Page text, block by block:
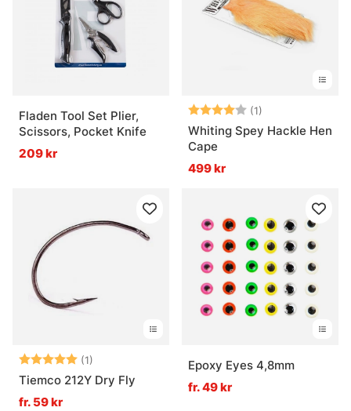
Fladen Tool Set Plier,
Scissors, Pocket Knife
209 kr
Betyg: (1)
Whiting Spey Hackle Hen
Cape
499 kr
Betyg: (1)
5.0 utav 5 stjärnor
Tiemco 212Y Dry Fly
fr. 59 kr
Epoxy Eyes 4,8mm
fr. 49 kr